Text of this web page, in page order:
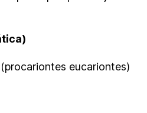
eucariontes)